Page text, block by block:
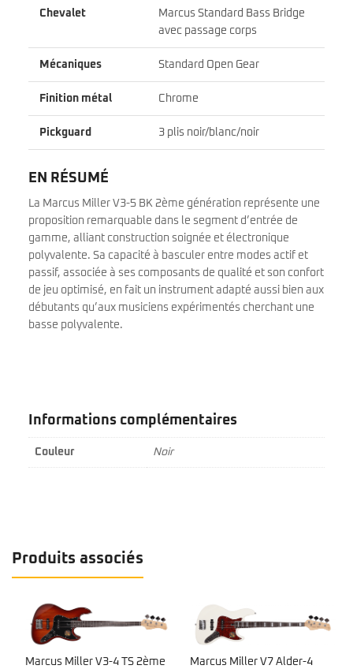
Chevalet
Marcus Standard Bass Bridge
avec passage corps
Mécaniques Standard Open Gear
Finition métal Chrome
Pickguard 3 plis noir/blanc/noir
EN RÉSUMÉ
La Marcus Miller V3-5 BK 2ème génération représente une
proposition remarquable dans le segment d’entrée de
gamme, alliant construction soignée et électronique
polyvalente. Sa capacité à basculer entre modes actif et
passif, associée à ses composants de qualité et son confort
de jeu optimisé, en fait un instrument adapté aussi bien aux
débutants qu’aux musiciens expérimentés cherchant une
basse polyvalente.
Informations complémentaires
Couleur Noir
Produits associés
Marcus Miller V3-4 TS 2ème
Marcus Miller V7 Alder-4